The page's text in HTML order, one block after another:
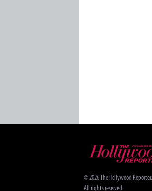
© 2026 The Hollywood Reporter.
All rights reserved.